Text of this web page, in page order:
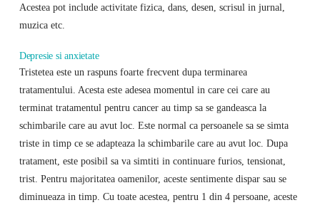
Acestea pot include activitate fizica, dans, desen, scrisul in jurnal,
muzica etc.
Depresie si anxietate
Tristetea este un raspuns foarte frecvent dupa terminarea
tratamentului. Acesta este adesea momentul in care cei care au
terminat tratamentul pentru cancer au timp sa se gandeasca la
schimbarile care au avut loc. Este normal ca persoanele sa se simta
triste in timp ce se adapteaza la schimbarile care au avut loc. Dupa
tratament, este posibil sa va simtiti in continuare furios, tensionat,
trist. Pentru majoritatea oamenilor, aceste sentimente dispar sau se
diminueaza in timp. Cu toate acestea, pentru 1 din 4 persoane, aceste